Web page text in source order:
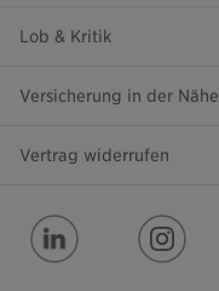
Lob & Kritik
Versicherung in der Nähe
Vertrag widerrufen